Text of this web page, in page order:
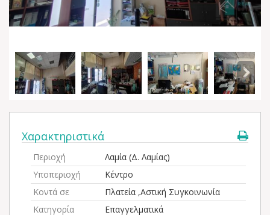
Χαρακτηριστικά
Περιοχή
Λαμία (Δ. Λαμίας)
Υποπεριοχή
Κέντρο
Κοντά σε
Πλατεία ,Αστική Συγκοινωνία
Κατηγορία
Επαγγελματικά